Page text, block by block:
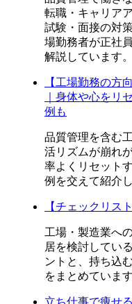
転職・キャリア
試験・面接の対
場勤務者が正社
解説しています。
【工場勤務の方
｜身体や心をリ
例も
品質管理を含む
活リズムが崩れ
率よくリセット
例を交えて紹介
【チェックリス
工場・製造業へ
居を検討してい
ントと、持ち込
をまとめています
立ち仕事で痩せ